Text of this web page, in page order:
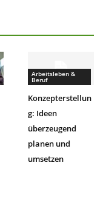
Arbeitsleben &
Beruf
Konzepterstellun
g: Ideen
überzeugend
planen und
umsetzen